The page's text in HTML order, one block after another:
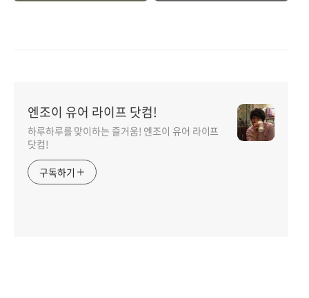
엔조이 유어 라이프 닷컴!
하루하루를 맞이하는 즐거움! 엔조이 유어 라이프
닷컴!
구독하기